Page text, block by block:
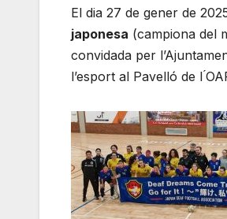
El dia 27 de gener de
japonesa (campiona del
convidada per
l’esport al Pavelló de l